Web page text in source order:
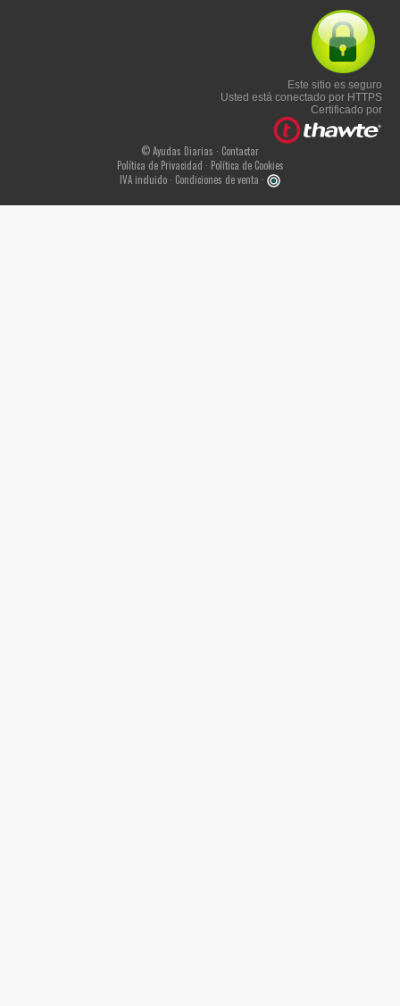
Este sitio es seguro
Usted está conectado por HTTPS
Certificado por
© Ayudas Diarias · Contactar
Política de Privacidad · Política de Cookies
IVA incluido · Condiciones de venta ·